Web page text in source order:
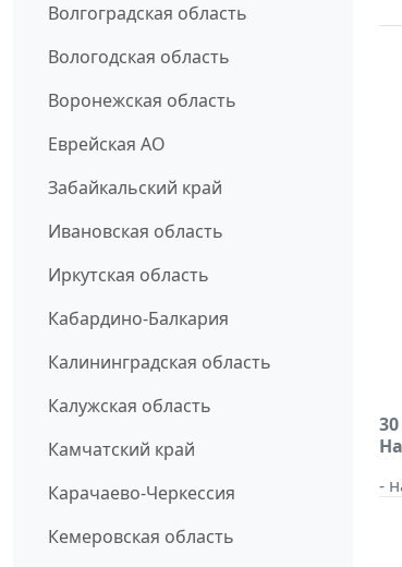
Волгоградская область
Вологодская область
Воронежская область
Еврейская АО
Забайкальский край
Ивановская область
Иркутская область
Кабардино-Балкария
Калининградская область
Калужская область
Камчатский край
Карачаево-Черкессия
Кемеровская область
-